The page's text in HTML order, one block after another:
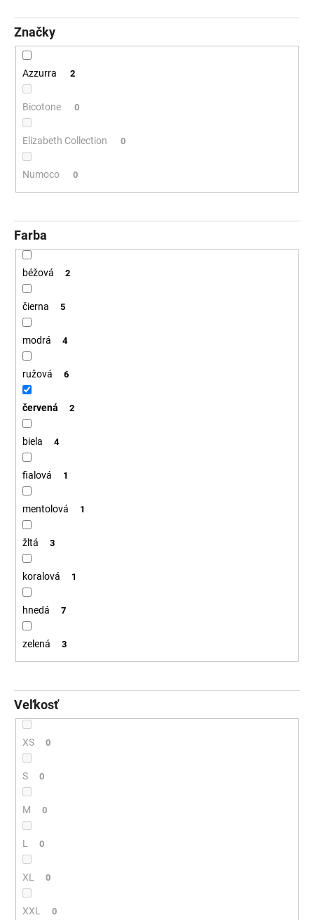
u
k
o
Značky
Azzurra 2
Bicotone 0
Elizabeth Collection 0
Numoco 0
Farba
béžová 2
čierna 5
modrá 4
ružová 6
červená 2
biela 4
fialová 1
mentolová 1
žltá 3
koralová 1
hnedá 7
zelená 3
Veľkosť
XS 0
S 0
M 0
L 0
XL 0
XXL 0
e